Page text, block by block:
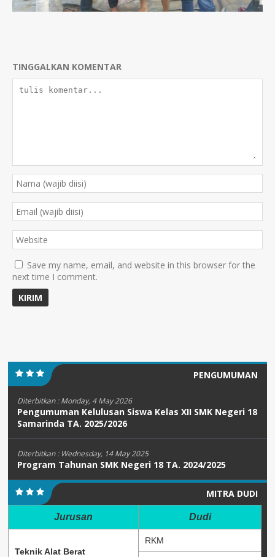
TINGGALKAN KOMENTAR
Save my name, email, and website in this browser for the
next time I comment.
PENGUMUMAN
Diterbitkan :Monday, 4 May 2026
Pengumuman Kelulusan Siswa Kelas XII SMK Negeri 18
Samarinda TA. 2025/2026
Diterbitkan : Wednesday, 14 May 2025
Program Tahunan SMK Negeri 18 TA. 2024/2025
MITRA DUDI
Jurusan Dudi
Teknik Alat Berat
RKM